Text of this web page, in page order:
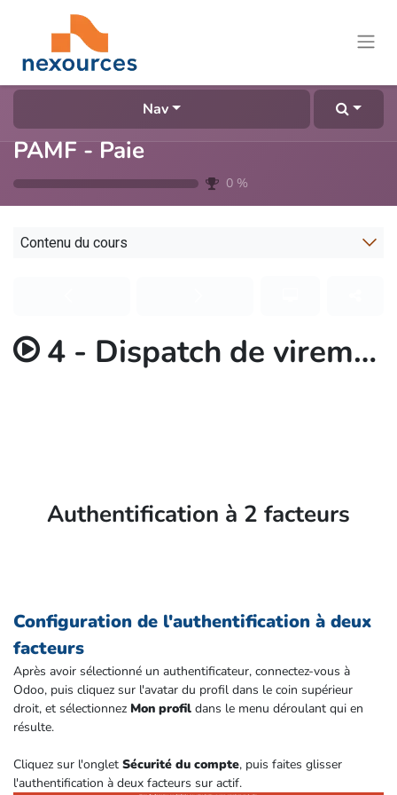
Nav
PAMF - Paie
0 %
Contenu du cours
4 - Dispatch de virement
Authentification à 2 facteurs
Configuration de l'authentification à deux
facteurs
Après avoir sélectionné un authentificateur, connectez-vous à
Odoo, puis cliquez sur l'avatar du profil dans le coin supérieur
droit, et sélectionnez Mon profil dans le menu déroulant qui en
résulte.
Cliquez sur l'onglet Sécurité du compte, puis faites glisser
l'authentification à deux facteurs sur actif.